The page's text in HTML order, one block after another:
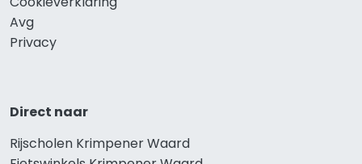
Avg
Privacy
Direct naar
Rijscholen Krimpener Waard